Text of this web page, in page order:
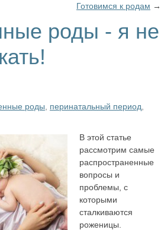
Готовимся к родам →
роды - я не
роды перинатальный период
В этой статье
рассмотрим самые
распространенные
вопросы и
проблемы, с
которыми
сталкиваются
роженицы.